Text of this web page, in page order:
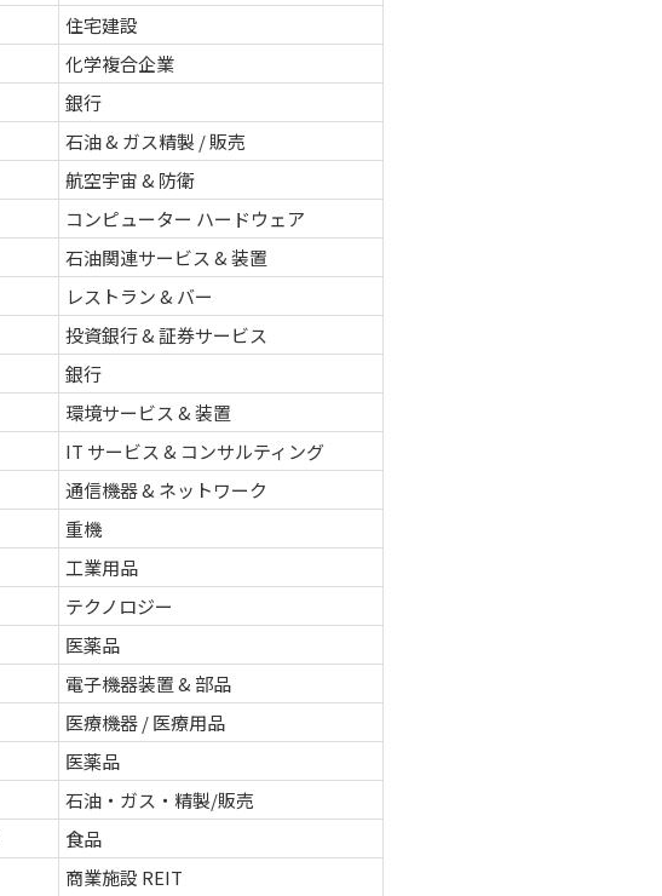
住宅建設
化学複合企業
銀行
石油 & ガス精製 / 販売
航空宇宙 & 防衛
コンピューター ハードウェア
石油関連サービス & 装置
レストラン & バー
投資銀行 & 証券サービス
銀行
環境サービス & 装置
IT サービス & コンサルティング
通信機器 & ネットワーク
重機
工業用品
テクノロジー
医薬品
電子機器装置 & 部品
医療機器 / 医療用品
医薬品
石油・ガス・精製/販売
食品
商業施設 REIT